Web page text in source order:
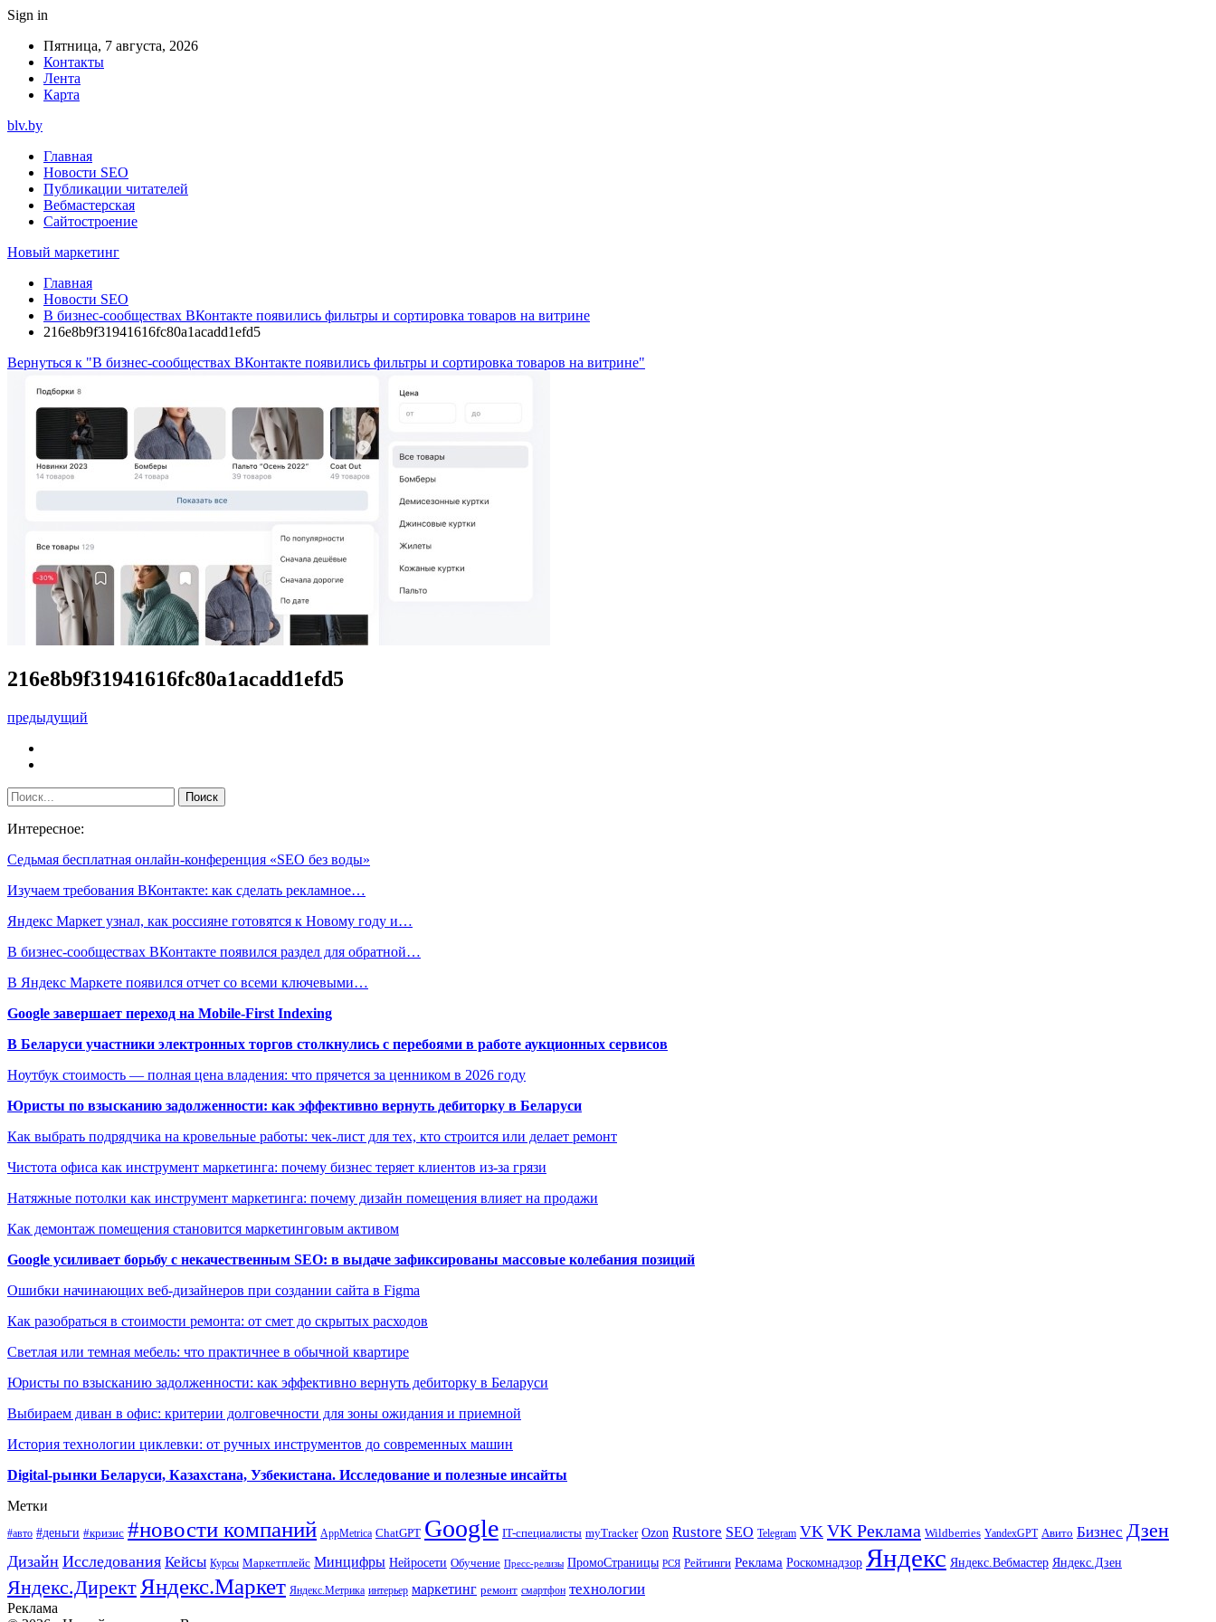
Sign in
Пятница, 7 августа, 2026
Контакты
Лента
Карта
blv.by
Главная
Новости SEO
Публикации читателей
Вебмастерская
Сайтостроение
Новый маркетинг
Главная
Новости SEO
В бизнес-сообществах ВКонтакте появились фильтры и сортировка товаров на витрине
216e8b9f31941616fc80a1acadd1efd5
Вернуться к "В бизнес-сообществах ВКонтакте появились фильтры и сортировка товаров на витрине"
216e8b9f31941616fc80a1acadd1efd5
предыдущий
Интересное:
Седьмая бесплатная онлайн-конференция «SEO без воды»
Изучаем требования ВКонтакте: как сделать рекламное…
Яндекс Маркет узнал, как россияне готовятся к Новому году и…
В бизнес-сообществах ВКонтакте появился раздел для обратной…
В Яндекс Маркете появился отчет со всеми ключевыми…
Google завершает переход на Mobile-First Indexing
В Беларуси участники электронных торгов столкнулись с перебоями в работе аукционных сервисов
Ноутбук стоимость — полная цена владения: что прячется за ценником в 2026 году
Юристы по взысканию задолженности: как эффективно вернуть дебиторку в Беларуси
Как выбрать подрядчика на кровельные работы: чек-лист для тех, кто строится или делает ремонт
Чистота офиса как инструмент маркетинга: почему бизнес теряет клиентов из-за грязи
Натяжные потолки как инструмент маркетинга: почему дизайн помещения влияет на продажи
Как демонтаж помещения становится маркетинговым активом
Google усиливает борьбу с некачественным SEO: в выдаче зафиксированы массовые колебания позиций
Ошибки начинающих веб-дизайнеров при создании сайта в Figma
Как разобраться в стоимости ремонта: от смет до скрытых расходов
Светлая или темная мебель: что практичнее в обычной квартире
Юристы по взысканию задолженности: как эффективно вернуть дебиторку в Беларуси
Выбираем диван в офис: критерии долговечности для зоны ожидания и приемной
История технологии циклевки: от ручных инструментов до современных машин
Digital-рынки Беларуси, Казахстана, Узбекистана. Исследование и полезные инсайты
Метки
#авто #деньги #кризис #новости компаний AppMetrica ChatGPT Google IT-специалисты myTracker Ozon Rustore SEO Telegram VK VK Реклама Wildberries YandexGPT Авито Бизнес Дзен
Дизайн Исследования Кейсы Курсы Маркетплейс Минцифры Нейросети Обучение Пресс-релизы ПромоСтраницы РСЯ Рейтинги Реклама Роскомнадзор Яндекс Яндекс.Вебмастер Яндекс.Дзен
Яндекс.ДиректЯндекс.Маркет Яндекс.Метрика интерьер маркетинг ремонт смартфон технологии
Реклама